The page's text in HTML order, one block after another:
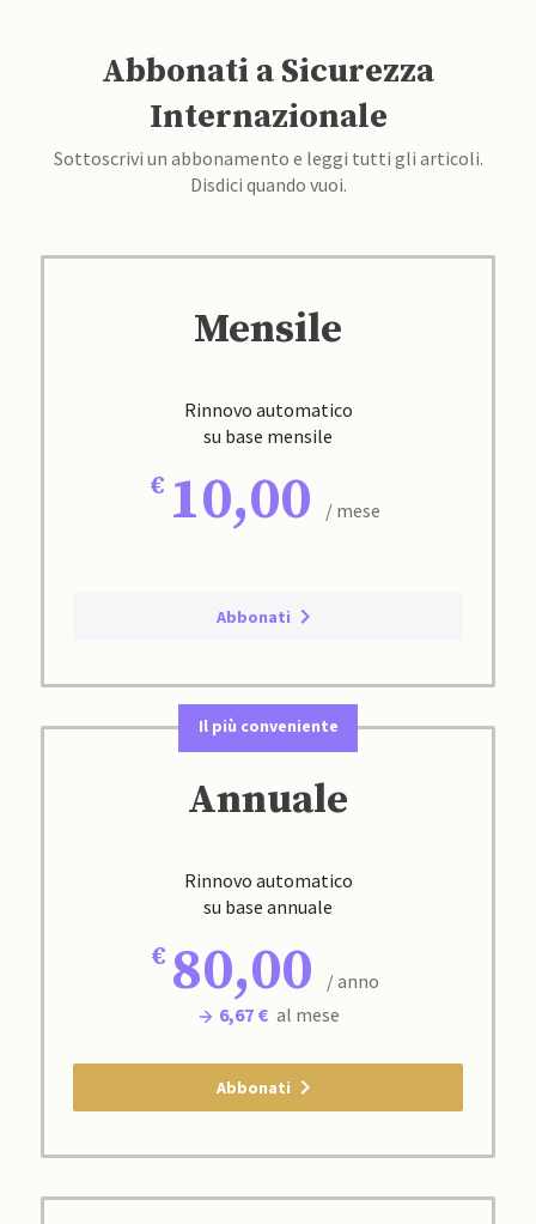
Abbonati a Sicurezza
Internazionale
Sottoscrivi un abbonamento e leggi tutti gli articoli.
Disdici quando vuoi.
Mensile
Rinnovo automatico
su base mensile
10,00 / mese
Abbonati
Il più conveniente
Annuale
Rinnovo automatico
su base annuale
80,00
/ anno
6,67 € al mese
Abbonati